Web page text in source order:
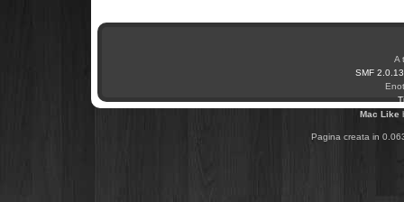
A
SMF 2.0.13
Mac Like
Pagina creata in